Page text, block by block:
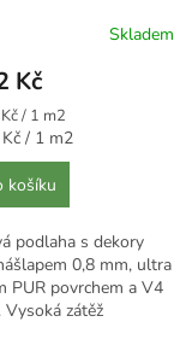
Skladem
Kč
/ 1 m2
/ 1 m2
košíku
podlaha s dekory
0,8 mm, ultra
PUR povrchem a V4
Vysoká zátěž